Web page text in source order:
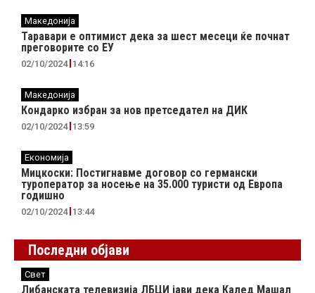
Македонија
Таравари e oптимист дека за шест месеци ќе почнат
преговорите со ЕУ
02/10/2024 14:16
Македонија
Кондарко избран за нов претседател на ДИК
02/10/2024 13:59
Економија
Мицкоски: Постигнавме договор со германски
туроператор за носење на 35.000 туристи од Европа
годишно
02/10/2024 13:44
Последни објави
Свет
Либанската телевизија ЛБЦИ јави дека Калед Машал